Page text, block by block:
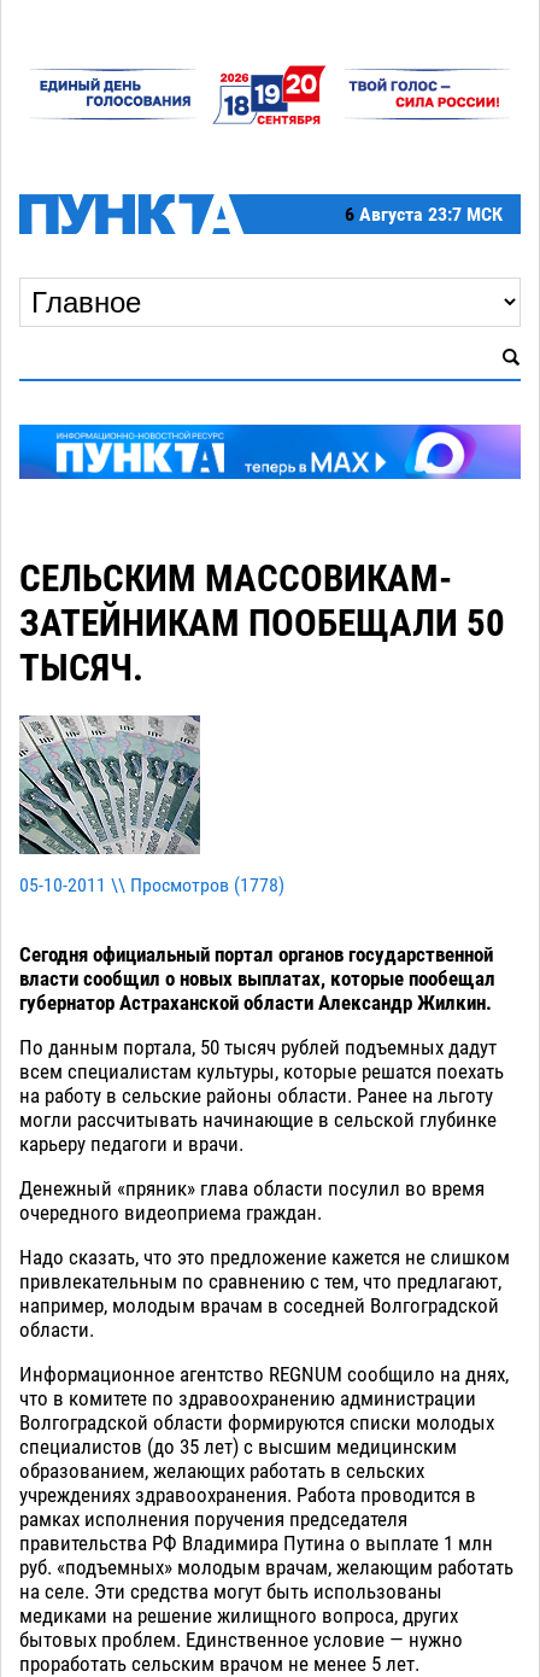
6 Августа 23:7 МСК
СЕЛЬСКИМ МАССОВИКАМ-
ЗАТЕЙНИКАМ ПООБЕЩАЛИ 50
ТЫСЯЧ.
05-10-2011 \\ Просмотров (1778)
Сегодня официальный портал органов государственной
власти сообщил о новых выплатах, которые пообещал
губернатор Астраханской области Александр Жилкин.
По данным портала, 50 тысяч рублей подъемных дадут
всем специалистам культуры, которые решатся поехать
на работу в сельские районы области. Ранее на льготу
могли рассчитывать начинающие в сельской глубинке
карьеру педагоги и врачи.
Денежный «пряник» глава области посулил во время
очередного видеоприема граждан.
Надо сказать, что это предложение кажется не слишком
привлекательным по сравнению с тем, что предлагают,
например, молодым врачам в соседней Волгоградской
области.
Информационное агентство REGNUM сообщило на днях,
что в комитете по здравоохранению администрации
Волгоградской области формируются списки молодых
специалистов (до 35 лет) с высшим медицинским
образованием, желающих работать в сельских
учреждениях здравоохранения. Работа проводится в
рамках исполнения поручения председателя
правительства РФ Владимира Путина о выплате 1 млн
руб. «подъемных» молодым врачам, желающим работать
на селе. Эти средства могут быть использованы
медиками на решение жилищного вопроса, других
бытовых проблем. Единственное условие — нужно
проработать сельским врачом не менее 5 лет.